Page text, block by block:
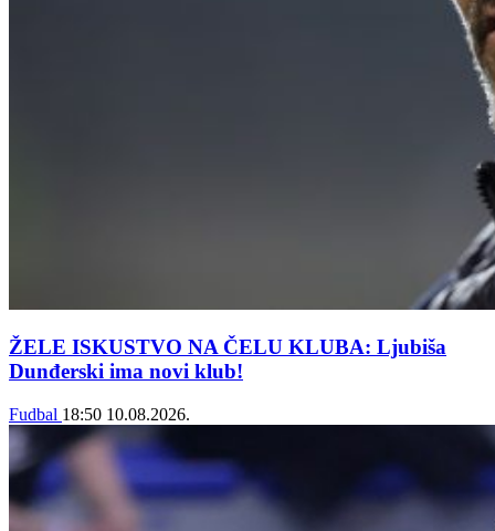
ŽELE ISKUSTVO NA ČELU KLUBA: Ljubiša
Dunđerski ima novi klub!
Fudbal 18:50 10.08.2026.